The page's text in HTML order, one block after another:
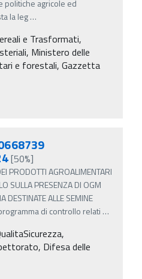
politiche agricole ed
la leg…
e Trasformati,
Ministero delle
e forestali, Gazzetta
[50%]
PRODOTTI AGROALIMENTARI
SULLA PRESENZA DI OGM
DESTINATE ALLE SEMINE
di controllo relati …
Difesa delle